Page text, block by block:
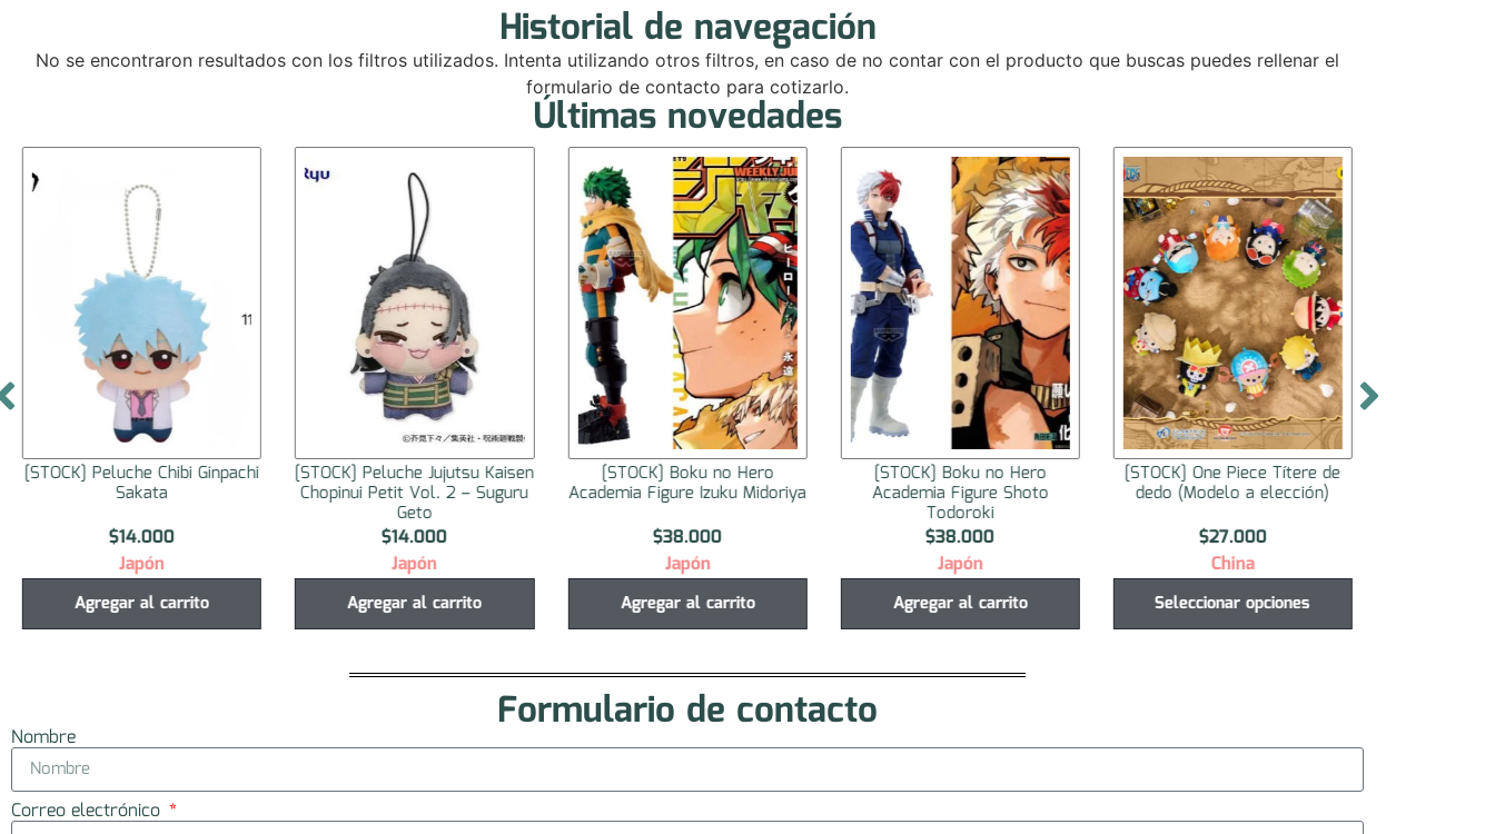
Historial de navegación
No se encontraron resultados con los filtros utilizados. Intenta utilizando otros filtros, en caso de no contar con el producto que buscas puedes rellenar el
formulario de contacto para cotizarlo.
Últimas novedades
[STOCK] Peluche Chibi Ginpachi
Sakata
$14.000
Japón
Agregar al carrito
[STOCK] Peluche Jujutsu Kaisen
Chopinui Petit Vol. 2 – Suguru
Geto
$14.000
Japón
Agregar al carrito
[STOCK] Boku no Hero
Academia Figure Izuku Midoriya
$38.000
Japón
Agregar al carrito
[STOCK] Boku no Hero
Academia Figure Shoto
Todoroki
$38.000
Japón
Agregar al carrito
[STOCK] One Piece Títere de
dedo (Modelo a elección)
$27.000
China
Seleccionar opciones
Formulario de contacto
Nombre
Correo electrónico